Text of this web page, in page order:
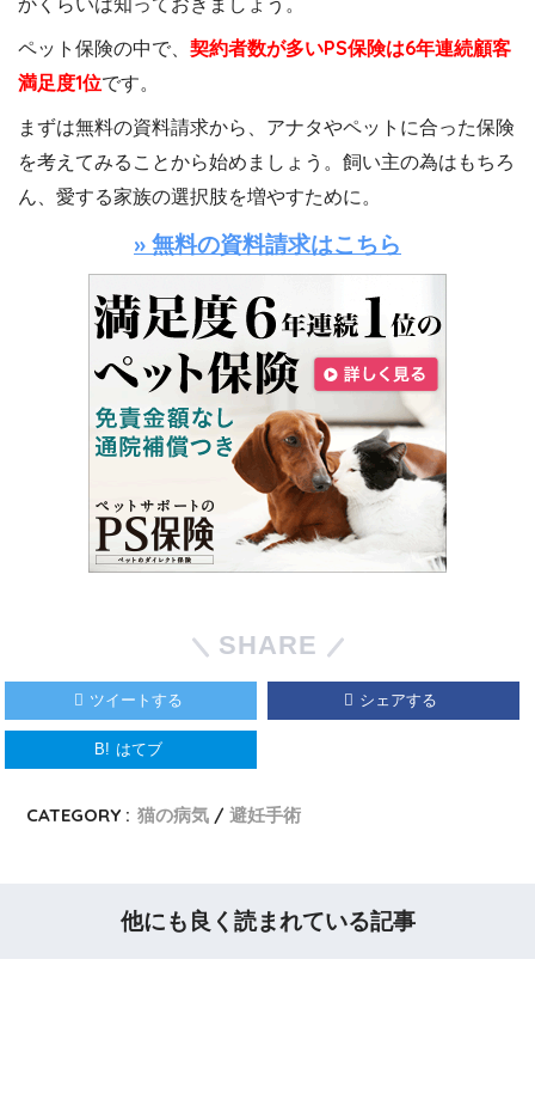
ペット保険の中で、 契約者数が多いPS保険は6年連続顧客
満足度1位です。
まずは無料の資料請求から、アナタやペットに合った保険
を考えてみることから始めましょう。飼い主の為はもちろ
ん、愛する家族の選択肢を増やすために。
» 無料の資料請求はこちら
SHARE
ツイートする シェアする
B! はてブ
CATEGORY : 猫の病気 避妊手術
他にも良く読まれている記事